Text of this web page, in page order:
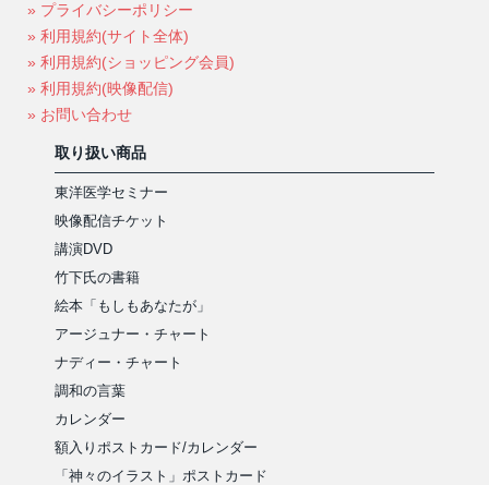
» プライバシーポリシー
» 利用規約(サイト全体)
» 利用規約(ショッピング会員)
» 利用規約(映像配信)
» お問い合わせ
取り扱い商品
東洋医学セミナー
映像配信チケット
講演DVD
竹下氏の書籍
絵本「もしもあなたが」
アージュナー・チャート
ナディー・チャート
調和の言葉
カレンダー
額入りポストカード/カレンダー
「神々のイラスト」ポストカード